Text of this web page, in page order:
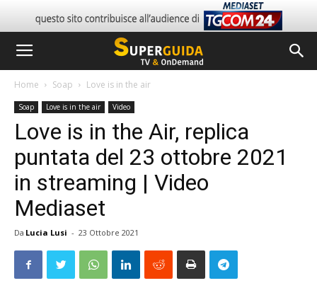
Home Soap Love is in the air
Soap Love is in the air Video
Love is in the Air, replica
puntata del 23 ottobre 2021
in streaming | Video
Mediaset
Da Lucia Lusi - 23 Ottobre 2021